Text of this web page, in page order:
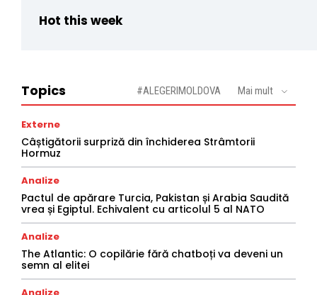
Hot this week
Topics #ALEGERIMOLDOVA Mai mult
Externe
Câștigătorii surpriză din închiderea Strâmtorii
Hormuz
Analize
Pactul de apărare Turcia, Pakistan și Arabia Saudită
vrea și Egiptul. Echivalent cu articolul 5 al NATO
Analize
The Atlantic: O copilărie fără chatboți va deveni un
semn al elitei